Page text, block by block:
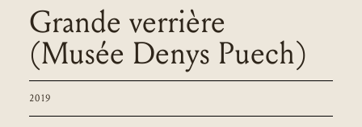
Grande verrière
(Musée Denys Puech)
2019